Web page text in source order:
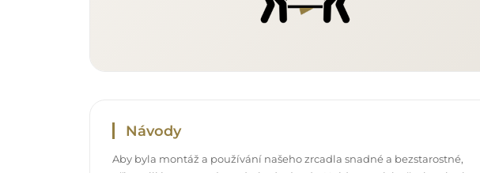
Návody
Aby byla montáž a používání našeho zrcadla snadné a bezstarostné,